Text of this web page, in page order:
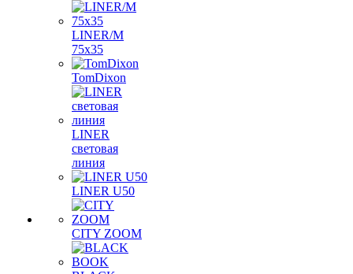
LINER/M
75х35
TomDixon
LINER
световая
линия
LINER U50
CITY ZOOM